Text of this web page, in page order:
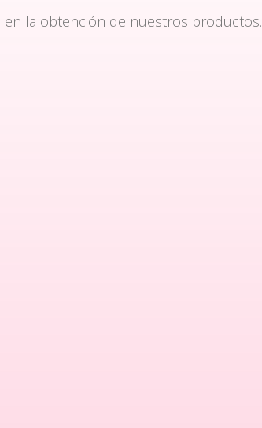
en la obtención de nuestros productos.